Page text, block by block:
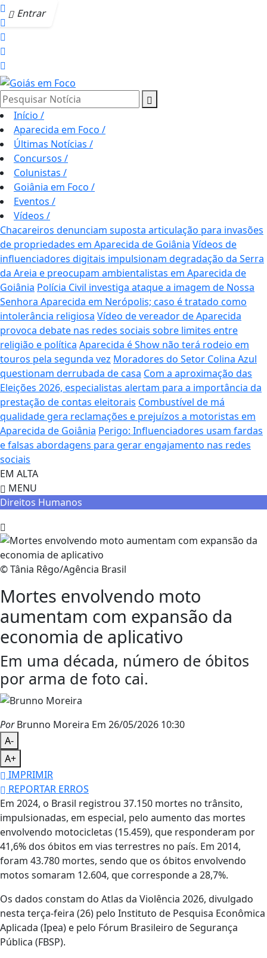
Entrar
Pesquisar Notícia
Início /
Aparecida em Foco /
Últimas Notícias /
Concursos /
Colunistas /
Goiânia em Foco /
Eventos /
Vídeos /
Chacareiros denunciam suposta articulação para invasões
de propriedades em Aparecida de Goiânia Vídeos de
influenciadores digitais impulsionam degradação da Serra
da Areia e preocupam ambientalistas em Aparecida de
Goiânia Polícia Civil investiga ataque a imagem de Nossa
Senhora Aparecida em Nerópolis; caso é tratado como
intolerância religiosa Vídeo de vereador de Aparecida
provoca debate nas redes sociais sobre limites entre
religião e política Aparecida é Show não terá rodeio em
touros pela segunda vez Moradores do Setor Colina Azul
questionam derrubada de casa Com a aproximação das
Eleições 2026, especialistas alertam para a importância da
prestação de contas eleitorais Combustível de má
qualidade gera reclamações e prejuízos a motoristas em
Aparecida de Goiânia Perigo: Influenciadores usam fardas
e falsas abordagens para gerar engajamento nas redes
sociais
EM ALTA
MENU
Direitos Humanos
© Tânia Rêgo/Agência Brasil
Mortes envolvendo moto
aumentam com expansão da
economia de aplicativo
Em uma década, número de óbitos
por arma de foto cai.
PorBrunno Moreira Em 26/05/2026 10:30
A-
A+
IMPRIMIR
REPORTAR ERROS
Em 2024, o Brasil registrou 37.150 mortes no trânsito,
impulsionadas, em especial, pelo aumento das mortes
envolvendo motocicletas (15.459), que responderam por
41,6% dos óbitos em vias terrestres no país. Em 2014,
foram 43.780 mortes, sendo que os óbitos envolvendo
motos somaram 12.604, que corresponde a 28,7%.
Os dados constam do Atlas da Violência 2026, divulgado
nesta terça-feira (26) pelo Instituto de Pesquisa Econômica
Aplicada (Ipea) e pelo Fórum Brasileiro de Segurança
Pública (FBSP).